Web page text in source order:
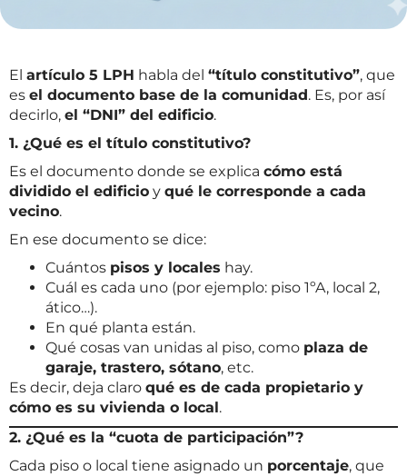
El artículo 5 LPH habla del “título constitutivo”, que
es el documento base de la comunidad. Es, por así
decirlo, el “DNI” del edificio.
1. ¿Qué es el título constitutivo?
Es el documento donde se explica cómo está
dividido el edificio y qué le corresponde a cada
vecino.
En ese documento se dice:
Cuántos pisos y locales hay.
Cuál es cada uno (por ejemplo: piso 1ºA, local 2,
ático…).
En qué planta están.
Qué cosas van unidas al piso, como plaza de
garaje, trastero, sótano, etc.
Es decir, deja claro qué es de cada propietario y
cómo es su vivienda o local.
2. ¿Qué es la “cuota de participación”?
Cada piso o local tiene asignado un porcentaje, que